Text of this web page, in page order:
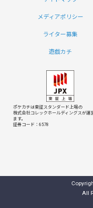
メディアポリシー
ライター募集
遊戯カチ
ポケカチは東証スタンダード上場の
株式会社コレックホールディングスが運
ます。
証券コード：6578
All